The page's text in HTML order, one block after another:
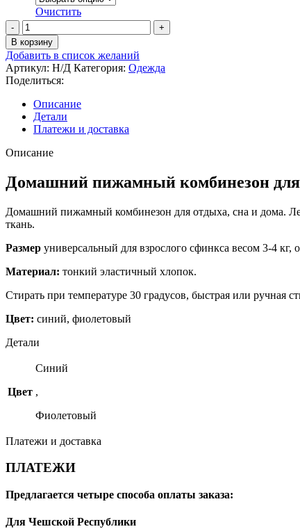
Очистить
Количество
товара
Пижамный
комбинезон
для
кошек
породы
сфинкс
Дыхание
В корзину
Добавить в список желаний
Артикул: Н/Д Категория: Одежда
Поделиться:
Описание
Детали
Платежи и доставка
Описание
Домашний пижамный комбинезон
Домашний пижамный комбинезон для отдыха, сна и дома.
ткань.
Размер универсальный для взрослого сфинкса весом 3-4
Материал: тонкий эластичный хлопок.
Стирать при температуре 30 градусов, быстрая или ручная
Цвет: синий, фиолетовый
Детали
Цвет
Синий
,
Фиолетовый
Платежи и доставка
ПЛАТЕЖИ
Предлагается четыре способа оплаты заказа:
Для Чешской Республики